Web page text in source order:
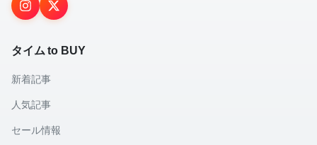
タイム to BUY
新着記事
人気記事
セール情報